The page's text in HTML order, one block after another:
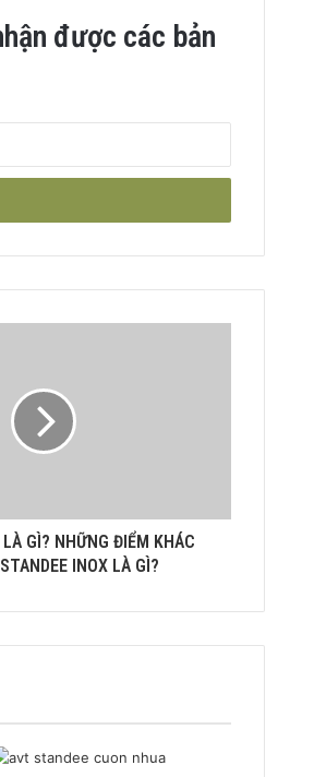
được các bản
LÀ GÌ? NHỮNG ĐIỂM KHÁC
INOX LÀ GÌ?